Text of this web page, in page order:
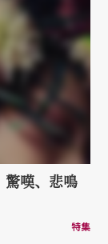
嘆、悲鳴
特集